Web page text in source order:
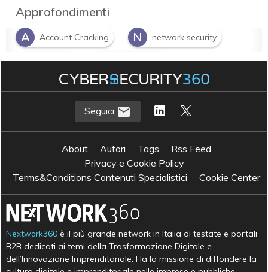
Approfondimenti
A
Account Cracking N network security
P phishing R ransomware
Social Engineering
Seguici
About Autori Tags
Rss Feed
Privacy e Cookie Policy
Terms&Conditions Contenuti Specialistici
Cookie Center
Nextwork360 è il più grande network in Italia di testate e portali
B2B dedicati ai temi della Trasformazione Digitale e
dell’Innovazione Imprenditoriale. Ha la missione di diffondere la